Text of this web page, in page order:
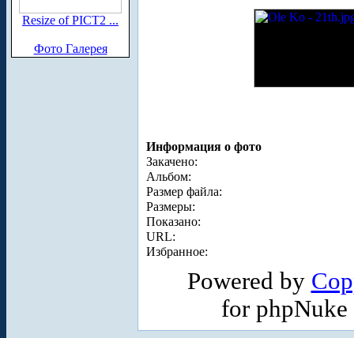
Resize of PICT2 ...
Фото Галерея
Информация о фото
Закачено:
Альбом:
Размер файла:
Размеры:
Показано:
URL:
Избранное:
Powered by
for